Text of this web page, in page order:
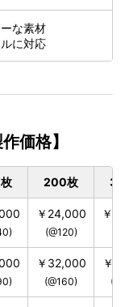
な素材
に対応
価格】
200枚
￥24,000
(@120)
￥
￥32,000
(@160)
￥